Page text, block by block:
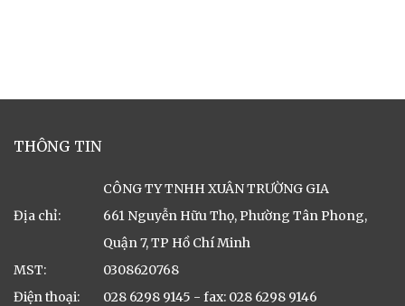
THÔNG TIN
CÔNG TY TNHH XUÂN TRƯỜNG GIA
Địa chỉ:
661 Nguyễn Hữu Thọ, Phường Tân Phong,
Quận 7, TP Hồ Chí Minh
MST:
0308620768
Điện thoại:
028 6298 9145 - fax: 028 6298 9146